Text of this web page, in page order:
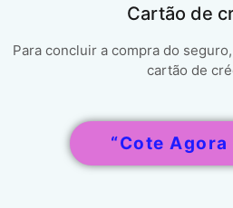
Cartão de
Para concluir a compra do
cartão de
“Cote Agora